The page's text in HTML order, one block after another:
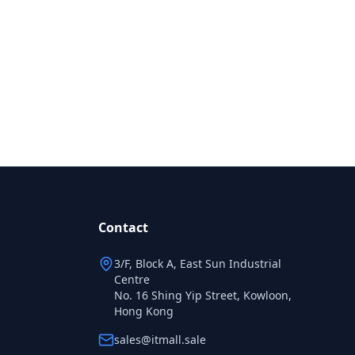
Contact
3/F, Block A, East Sun Industrial
Centre
No. 16 Shing Yip Street, Kowloon,
Hong Kong
sales@itmall.sale